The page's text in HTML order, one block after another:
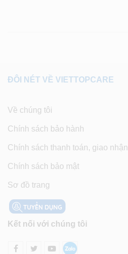
ĐÔI NÉT VỀ VIETTOPCARE
Về chúng tôi
Chính sách bảo hành
Chính sách thanh toán, giao nhận
Chính sách bảo mật
Sơ đồ trang
Kết nối với chúng tôi